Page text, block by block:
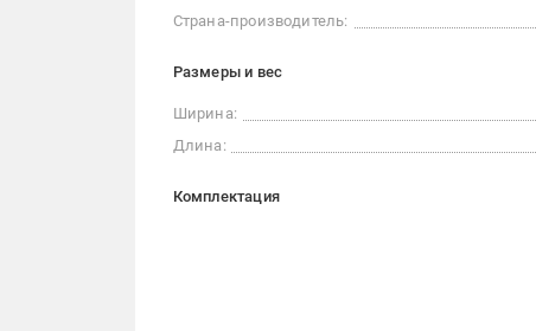
Страна-производитель:
Размеры и вес
Ширина:
Длина:
Комплектация